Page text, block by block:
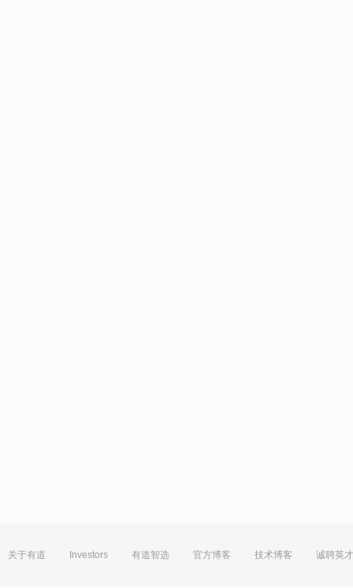
关于有道 Investors 有道智选 官方博客 技术博客 诚聘英才